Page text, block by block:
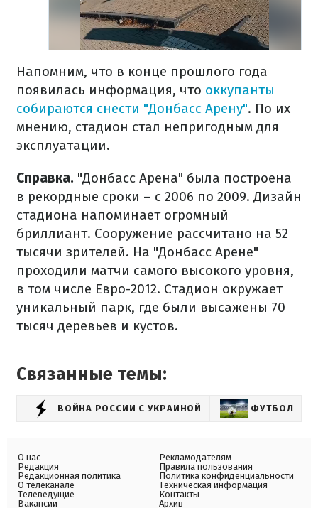
Напомним, что в конце прошлого года
появилась информация, что оккупанты
собираются снести "Донбасс Арену". По их
мнению, стадион стал непригодным для
эксплуатации.
Справка. "Донбасс Арена" была построена
в рекордные сроки – с 2006 по 2009. Дизайн
стадиона напоминает огромный
бриллиант. Сооружение рассчитано на 52
тысячи зрителей. На "Донбасс Арене"
проходили матчи самого высокого уровня,
в том числе Евро-2012. Стадион окружает
уникальный парк, где были высажены 70
тысяч деревьев и кустов.
Связанные темы:
ВОЙНА РОССИИ С УКРАИНОЙ ФУТБОЛ
О нас
Редакция
Редакционная политика
О телеканале
Телеведущие
Вакансии
Рекламодателям
Правила пользования
Политика конфиденциальности
Техническая информация
Контакты
Архив